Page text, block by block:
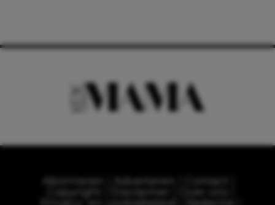
Contact